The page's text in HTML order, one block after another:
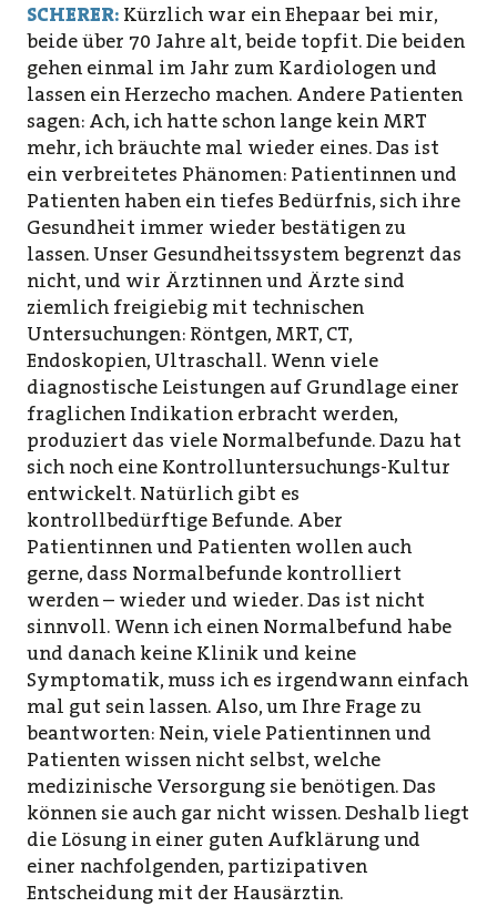
SCHERER: Kürzlich war ein Ehepaar bei mir,
beide über 70 Jahre alt, beide topfit. Die beiden
gehen einmal im Jahr zum Kardiologen und
lassen ein Herzecho machen. Andere Patienten
sagen: Ach, ich hatte schon lange kein MRT
mehr, ich bräuchte mal wieder eines. Das ist
ein verbreitetes Phänomen: Patientinnen und
Patienten haben ein tiefes Bedürfnis, sich ihre
Gesundheit immer wieder bestätigen zu
lassen. Unser Gesundheitssystem begrenzt das
nicht, und wir Ärztinnen und Ärzte sind
ziemlich freigiebig mit technischen
Untersuchungen: Röntgen, MRT, CT,
Endoskopien, Ultraschall. Wenn viele
diagnostische Leistungen auf Grundlage einer
fraglichen Indikation erbracht werden,
produziert das viele Normalbefunde. Dazu hat
sich noch eine Kontrolluntersuchungs-Kultur
entwickelt. Natürlich gibt es
kontrollbedürftige Befunde. Aber
Patientinnen und Patienten wollen auch
gerne, dass Normalbefunde kontrolliert
werden – wieder und wieder. Das ist nicht
sinnvoll. Wenn ich einen Normalbefund habe
und danach keine Klinik und keine
Symptomatik, muss ich es irgendwann einfach
mal gut sein lassen. Also, um Ihre Frage zu
beantworten: Nein, viele Patientinnen und
Patienten wissen nicht selbst, welche
medizinische Versorgung sie benötigen. Das
können sie auch gar nicht wissen. Deshalb liegt
die Lösung in einer guten Aufklärung und
einer nachfolgenden, partizipativen
Entscheidung mit der Hausärztin.